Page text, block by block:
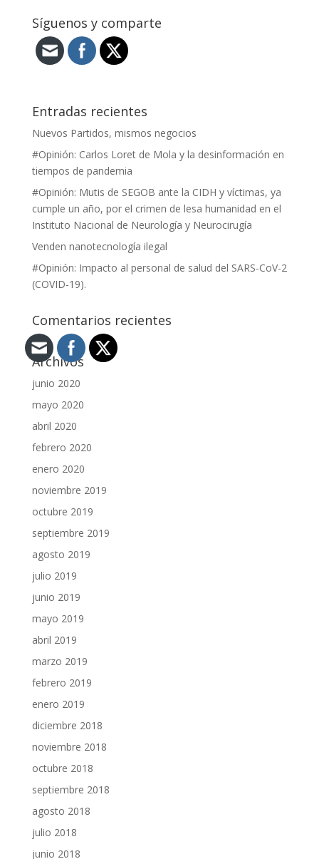
Síguenos y comparte
Entradas recientes
Nuevos Partidos, mismos negocios
#Opinión: Carlos Loret de Mola y la desinformación en
tiempos de pandemia
#Opinión: Mutis de SEGOB ante la CIDH y víctimas, ya
cumple un año, por el crimen de lesa humanidad en el
Instituto Nacional de Neurología y Neurocirugía
Venden nanotecnología ilegal
#Opinión: Impacto al personal de salud del SARS-CoV-2
(COVID-19).
Comentarios recientes
Archivos
junio 2020
mayo 2020
abril 2020
febrero 2020
enero 2020
noviembre 2019
octubre 2019
septiembre 2019
agosto 2019
julio 2019
junio 2019
mayo 2019
abril 2019
marzo 2019
febrero 2019
enero 2019
diciembre 2018
noviembre 2018
octubre 2018
septiembre 2018
agosto 2018
julio 2018
junio 2018